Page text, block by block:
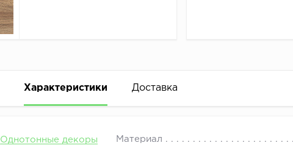
Характеристики Доставка
Однотонные декоры Материал